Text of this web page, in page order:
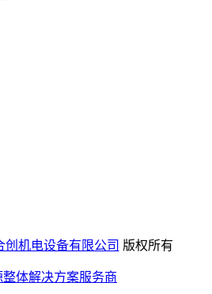
创机电设备有限公司 版权所有
整体解决方案服务商